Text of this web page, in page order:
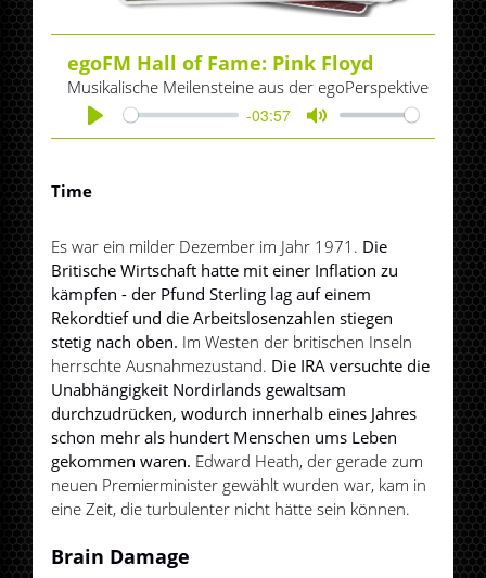
egoFM Hall of Fame: Pink Floyd
Musikalische Meilensteine aus der egoPerspektive
Play
-03:57
Mute
Time
Es war ein milder Dezember im Jahr 1971. Die
Britische Wirtschaft hatte mit einer Inflation zu
kämpfen - der Pfund Sterling lag auf einem
Rekordtief und die Arbeitslosenzahlen stiegen
stetig nach oben. Im Westen der britischen Inseln
herrschte Ausnahmezustand. Die IRA versuchte die
Unabhängigkeit Nordirlands gewaltsam
durchzudrücken, wodurch innerhalb eines Jahres
schon mehr als hundert Menschen ums Leben
gekommen waren. Edward Heath, der gerade zum
neuen Premierminister gewählt wurden war, kam in
eine Zeit, die turbulenter nicht hätte sein können.
Brain Damage